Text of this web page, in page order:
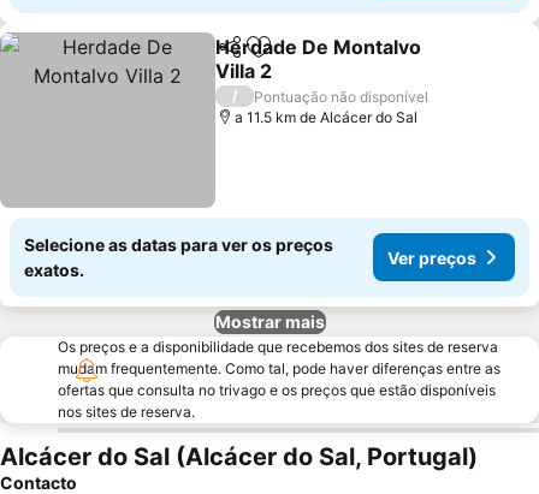
PartilharAdicionar aos favoritos
Herdade De Montalvo
Villa 2
Ver preços
/
Pontuação não disponível
a 11.5 km de Alcácer do Sal
Selecione as datas para ver os preços
exatos.
Ver preços
Mostrar mais
Os preços e a disponibilidade que recebemos dos sites de reserva
mudam frequentemente. Como tal, pode haver diferenças entre as
ofertas que consulta no trivago e os preços que estão disponíveis
nos sites de reserva.
Alcácer do Sal (Alcácer do Sal, Portugal)
Contacto